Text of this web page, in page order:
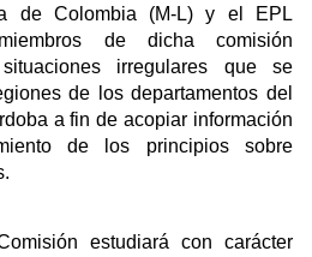
de Colombia (M-L) y el EPL
de dicha comisión
irregulares que se
de los departamentos del
a fin de acopiar información
de los principios sobre
estudiará con carácter